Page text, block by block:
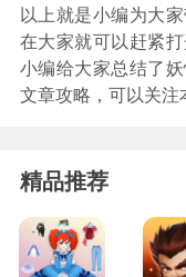
以上就是小编为大
在大家就可以赶紧
小编给大家总结了
文章攻略，可以关注
精品推荐